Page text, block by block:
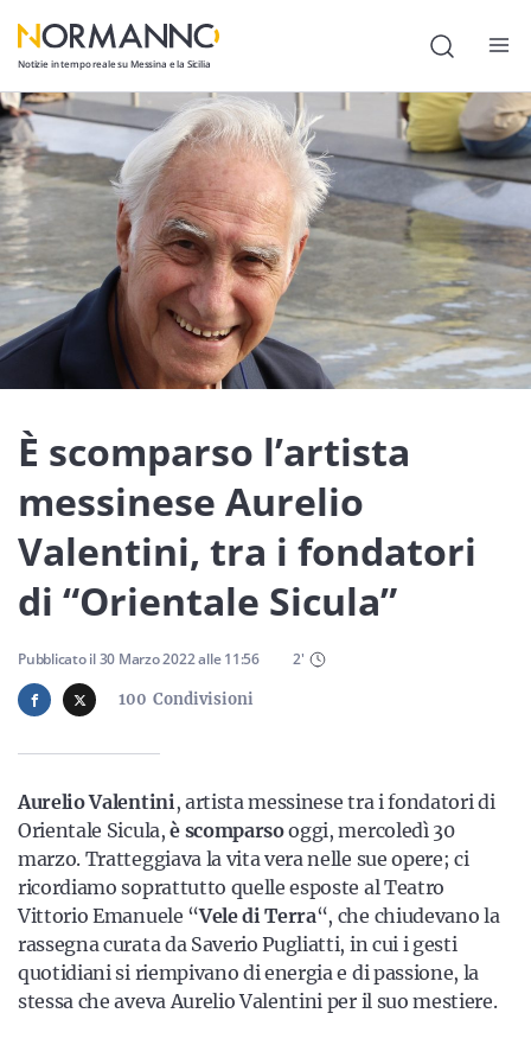
Notizie in tempo reale su Messina e la Sicilia
Attualità
Cronaca
Politica
Cultura
Lavoro
Società
Economia
Sport
Sicilia
Servizi
Resta sempre aggiornato con le ultime news, iscriviti alla
nostra newsletter
Iscriviti
È scomparso l’artista
messinese Aurelio
Valentini, tra i fondatori
di “Orientale Sicula”
100 Condivisioni
Pubblicato il30 Marzo 2022alle11:56 2'
Aurelio Valentini, artista messinese tra i fondatori di
Orientale Sicula,è scomparsooggi, mercoledì 30
marzo. Tratteggiava la vita vera nelle sue opere; ci
ricordiamo soprattutto quelle esposte al Teatro
Vittorio Emanuele “Vele di Terra“, che chiudevano la
rassegna curata da Saverio Pugliatti, in cui i gesti
quotidiani si riempivano di energia e di passione, la
stessa che aveva Aurelio Valentini per il suo mestiere.